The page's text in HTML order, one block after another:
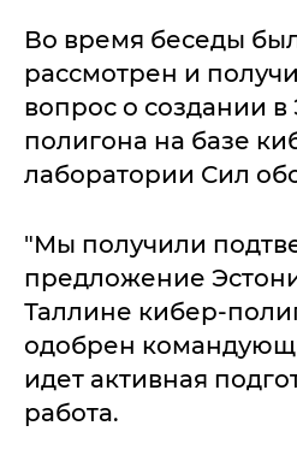
Во время беседы
рассмотрен и
вопрос о создании
полигона на базе
лаборатории Сил
"Мы получили
предложение
Таллине кибер-
одобрен
идет активная
работа.